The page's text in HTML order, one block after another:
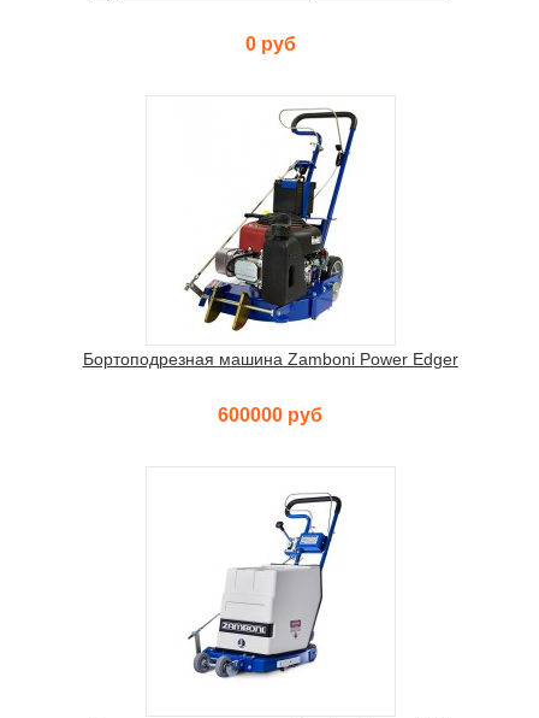
0 руб
Бортоподрезная машина Zamboni Power Edger
600000 руб